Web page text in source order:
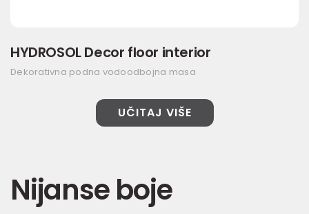
HYDROSOL Decor floor interior
Dekorativna podna vodoodbojna masa
UČITAJ VIŠE
Nijanse boje